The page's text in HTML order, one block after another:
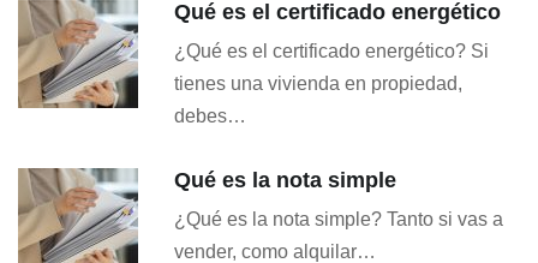
Qué es el certificado energético
¿Qué es el certificado energético? Si
tienes una vivienda en propiedad,
debes…
Qué es la nota simple
¿Qué es la nota simple? Tanto si vas a
vender, como alquilar…